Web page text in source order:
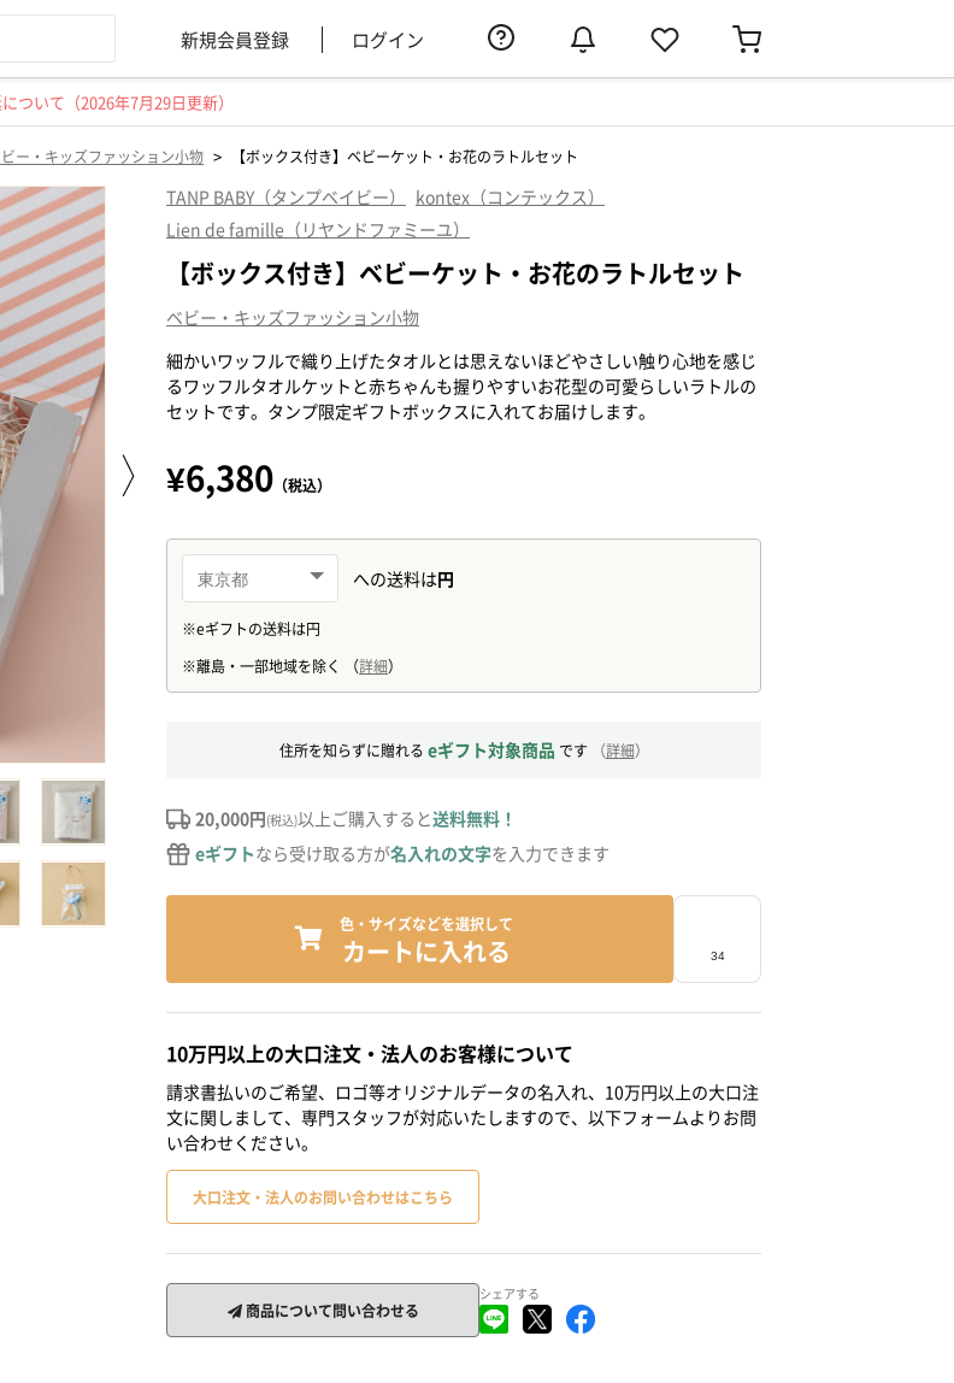
新規会員登録 ログイン
ついて（2026年7月29日更新）
ー・キッズファッション小物 > 【ボックス付き】ベビーケット・お花のラトルセット
TANP BABY（タンプベイビー）
kontex（コンテックス）
Lien de famille（リヤンドファミーユ）
【ボックス付き】ベビーケット・お花のラトルセット
ベビー・キッズファッション小物
細かいワッフルで織り上げたタオルとは思えないほどやさしい触り心地を感じ
るワッフルタオルケットと赤ちゃんも握りやすいお花型の可愛らしいラトルの
セットです。タンプ限定ギフトボックスに入れてお届けします。
¥6,380 （税込）
住所を知らずに贈れる eギフト対象商品 です （詳細）
20,000円(税込)以上ご購入すると送料無料！
eギフトなら受け取る方が名入れの文字を入力できます
色・サイズなどを選択して
カートに入れる
10万円以上の大口注文・法人のお客様について
請求書払いのご希望、ロゴ等オリジナルデータの名入れ、10万円以上の大口注
文に関しまして、専門スタッフが対応いたしますので、以下フォームよりお問
い合わせください。
大口注文・法人のお問い合わせはこちら
商品について問い合わせる
シェアする